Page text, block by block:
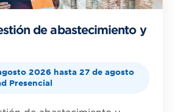
de abastecimiento y
2026 hasta 27 de agosto
Presencial